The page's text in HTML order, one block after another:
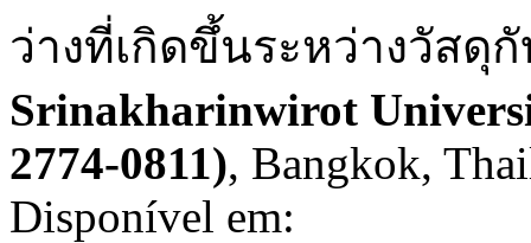
ว่างที่เกิดขึ้นระหว่างวัสดุ
Srinakharinwirot
2774-0811), Bangkok,
Disponível em: